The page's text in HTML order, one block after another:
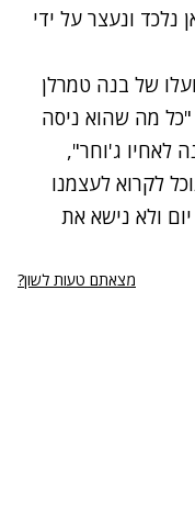
ונעצר על ידי
של בנה טמרלן
מה שהוא ניסה
לאחיו ג'וחר",
לקרוא לעצמנו
ולא נישא את
מצאתם טעות לשון?